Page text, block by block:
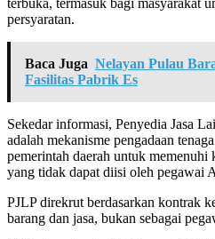
persyaratan.
Baca Juga Nelayan Pulau
Fasilitas Pabrik Es
Sekedar informasi, Penyedia Jasa
adalah mekanisme pengadaan
pemerintah daerah untuk memenuhi
yang tidak dapat diisi oleh pegawai
PJLP direkrut berdasarkan kontrak
barang dan jasa, bukan sebagai